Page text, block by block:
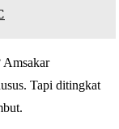
Amsakar
Tapi ditingkat